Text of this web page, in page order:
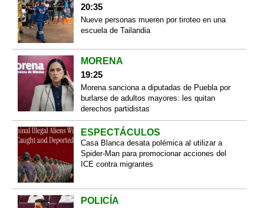
20:35
Nueve personas mueren por tiroteo en una
escuela de Tailandia
MORENA
19:25
Morena sanciona a diputadas de Puebla por
burlarse de adultos mayores: les quitan
derechos partidistas
ESPECTÁCULOS
Casa Blanca desata polémica al utilizar a
Spider-Man para promocionar acciones del
ICE contra migrantes
POLICÍA